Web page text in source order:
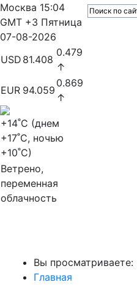
Москва 15:04
GMT +3 Пятница
07-08-2026
USD 81.408
0.479
↑
EUR 94.059
0.869
↑
+14˚C (днем
+17˚C, ночью
+10˚C)
Ветрено,
переменная
облачность
Вы просматриваете:
Главная